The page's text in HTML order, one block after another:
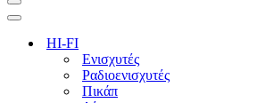
Μενού
πλοήγησης
Μενού
πλοήγησης
HI-FI
Ενισχυτές
Ραδιοενισχυτές
Πικάπ